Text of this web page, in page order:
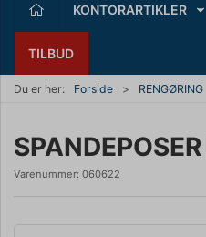
KONTORARTIKLER
TILBUD
Du er her: Forside RENGØRING
Varenummer: 060622